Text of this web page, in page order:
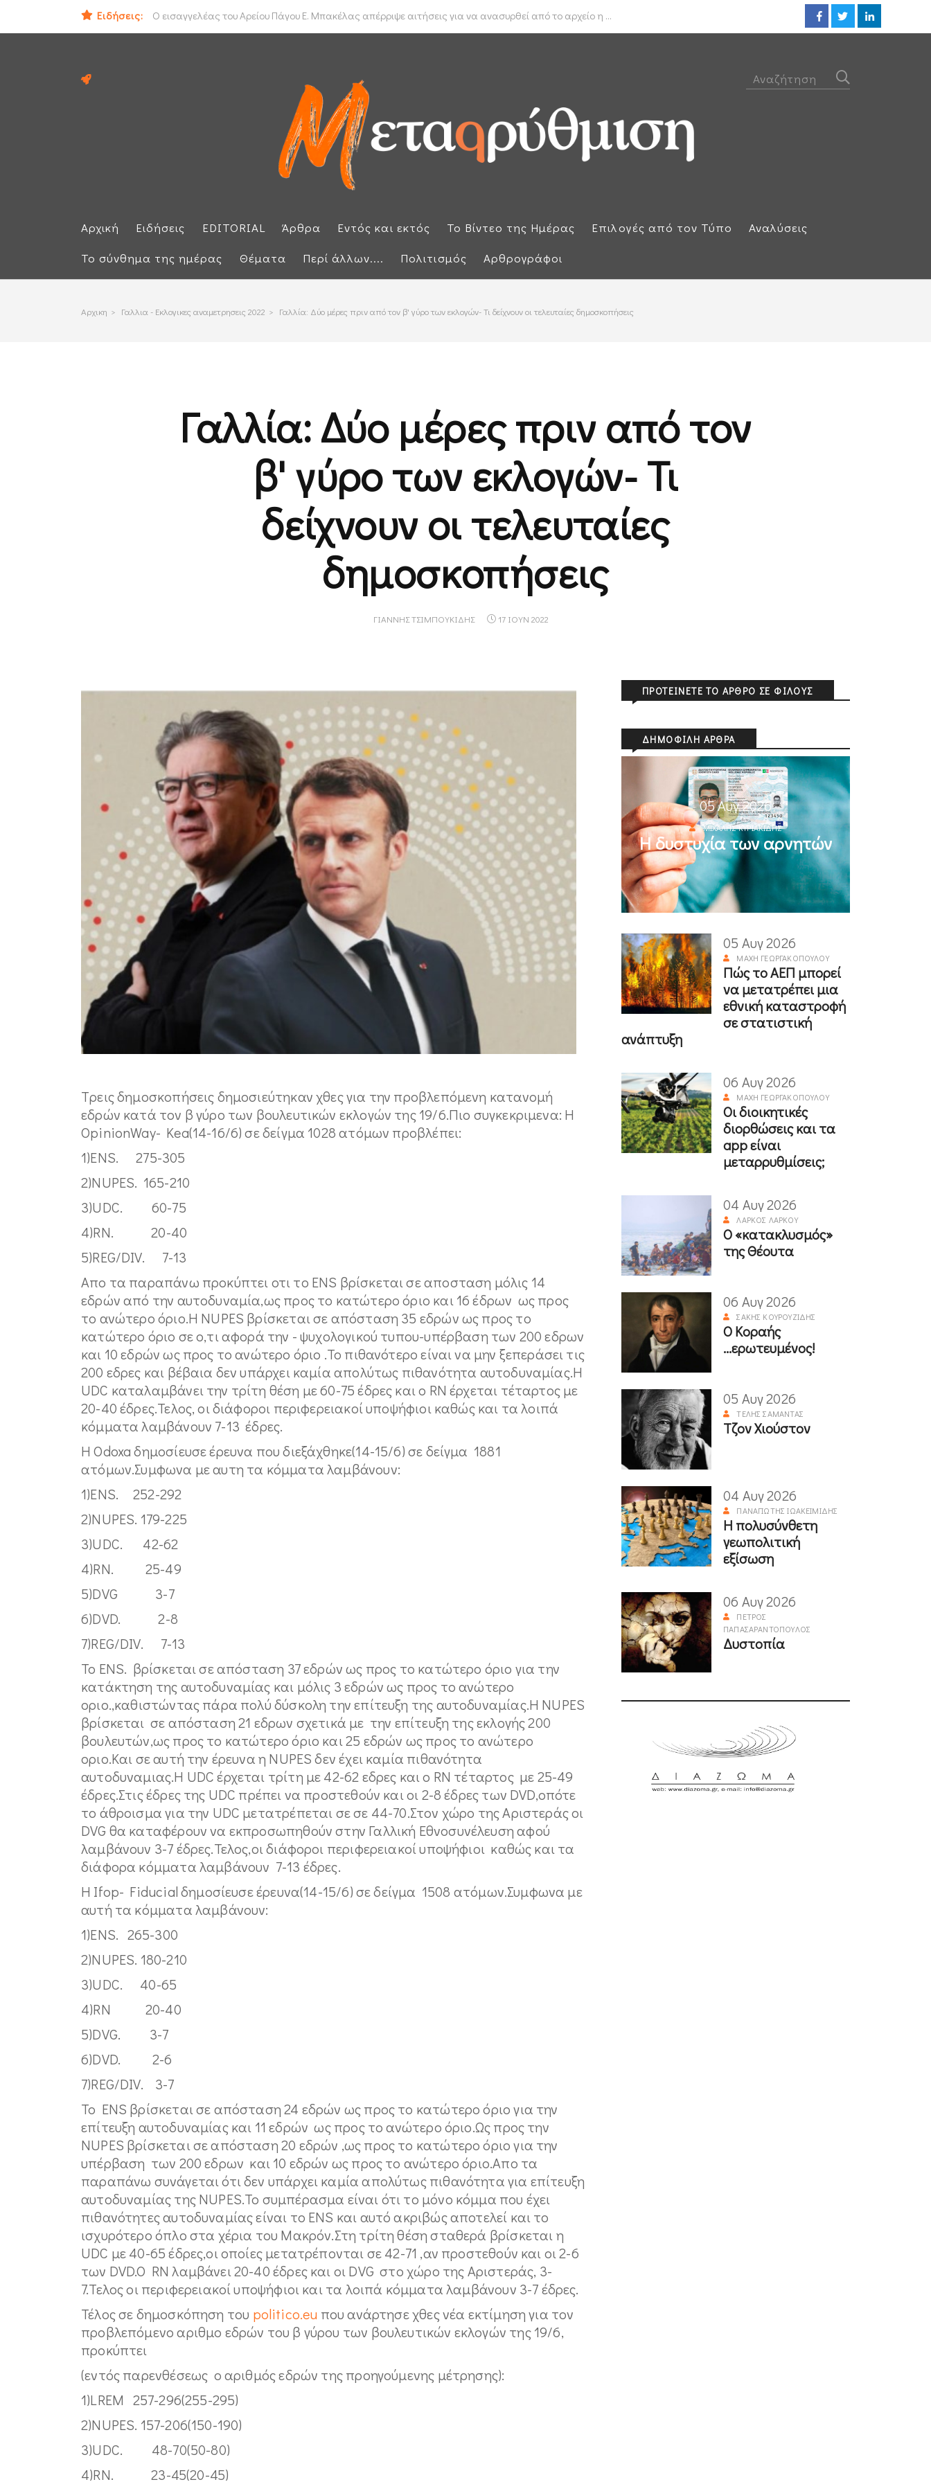
Ειδήσεις:
Ο εισαγγελέας του Αρείου Πάγου Ε. Μπακέλας απέρριψε αιτήσεις για να ανασυρθεί από το αρχείο η ...
ΟΟΣΑ: Στην τελευταία θέση η Ελλάδα για το πραγματικό διαθέσιμο εισόδημα των νοικοκυριών Προθεσμία για να
Αρχική Ειδήσεις EDITORIAL Άρθρα Εντός και εκτός Το Βίντεο της Ημέρας Επιλογές από τον Τύπο
Αναλύσεις
Το σύνθημα της ημέρας
Θέματα Περί άλλων.... Πολιτισμός Αρθρογράφοι
Αρχικη > Γαλλια - Εκλογικες αναμετρησεις 2022 > Γαλλία: Δύο μέρες πριν από τον β' γύρο των εκλογών- Τι δείχνουν οι τελευταίες δημοσκοπήσεις
Γαλλία: Δύο μέρες πριν από τον
β' γύρο των εκλογών- Τι
δείχνουν οι τελευταίες
δημοσκοπήσεις
ΓΙΆΝΝΗΣ ΤΣΙΜΠΟΥΚΊΔΗΣ 17 ΙΟΥΝ 2022
Tρεις δημοσκοπήσεις δημοσιεύτηκαν χθες για την προβλεπόμενη κατανομή
εδρών κατά τον β γύρο των βουλευτικών εκλογών της 19/6.Πιο συγκεκριμενα: H
OpinionWay- Kea(14-16/6) σε δείγμα 1028 ατόμων προβλέπει:
1)ENS. 275-305
2)NUPES. 165-210
3)UDC. 60-75
4)RN. 20-40
5)REG/DIV. 7-13
Aπο τα παραπάνω προκύπτει οτι το ΕΝS βρίσκεται σε αποσταση μόλις 14
εδρών από την αυτοδυναμία,ως προς το κατώτερο όριο και 16 έδρων ως προς
το ανώτερο όριο.Η NUPES βρίσκεται σε απόσταση 35 εδρών ως προς το
κατώτερο όριο σε ο,τι αφορά την - ψυχολογικού τυπου-υπέρβαση των 200 εδρων
και 10 εδρών ως προς το ανώτερο όριο .Το πιθανότερο είναι να μην ξεπεράσει τις
200 εδρες και βέβαια δεν υπάρχει καμία απολύτως πιθανότητα αυτοδυναμίας.Η
UDC καταλαμβάνει την τρίτη θέση με 60-75 έδρες και ο RN έρχεται τέταρτος με
20-40 έδρες.Τελος, οι διάφοροι περιφερειακοί υποψήφιοι καθώς και τα λοιπά
κόμματα λαμβάνουν 7-13 έδρες.
Η Odoxa δημοσίευσε έρευνα που διεξάχθηκε(14-15/6) σε δείγμα 1881
ατόμων.Συμφωνα με αυτη τα κόμματα λαμβάνουν:
1)ΕΝS. 252-292
2)NUPES. 179-225
3)UDC. 42-62
4)RN. 25-49
5)DVG 3-7
6)DVD. 2-8
7)REG/DIV. 7-13
Το ENS. βρίσκεται σε απόσταση 37 εδρών ως προς το κατώτερο όριο για την
κατάκτηση της αυτοδυναμίας και μόλις 3 εδρών ως προς το ανώτερο
οριο.,καθιστώντας πάρα πολύ δύσκολη την επίτευξη της αυτοδυναμίας.Η NUPES
βρίσκεται σε απόσταση 21 εδρων σχετικά με την επίτευξη της εκλογής 200
βουλευτών,ως προς το κατώτερο όριο και 25 εδρών ως προς το ανώτερο
οριο.Και σε αυτή την έρευνα η NUPES δεν έχει καμία πιθανότητα
αυτοδυναμιας.Η UDC έρχεται τρίτη με 42-62 εδρες και ο RN τέταρτος με 25-49
έδρες.Στις έδρες της UDC πρέπει να προστεθούν και οι 2-8 έδρες των DVD,οπότε
το άθροισμα για την UDC μετατρέπεται σε σε 44-70.Στον χώρο της Αριστεράς οι
DVG θα καταφέρουν να εκπροσωπηθούν στην Γαλλική Εθνοσυνέλευση αφού
λαμβάνουν 3-7 έδρες.Τελος,οι διάφοροι περιφερειακοί υποψήφιοι καθώς και τα
διάφορα κόμματα λαμβάνουν 7-13 έδρες.
Η Ifop- Fiducial δημοσίευσε έρευνα(14-15/6) σε δείγμα 1508 ατόμων.Συμφωνα με
αυτή τα κόμματα λαμβάνουν:
1)ENS. 265-300
2)NUPES. 180-210
3)UDC. 40-65
4)RN 20-40
5)DVG. 3-7
6)DVD. 2-6
7)REG/DIV. 3-7
To ENS βρίσκεται σε απόσταση 24 εδρών ως προς το κατώτερο όριο για την
επίτευξη αυτοδυναμίας και 11 εδρών ως προς το ανώτερο όριο.Ως προς την
ΝUPES βρίσκεται σε απόσταση 20 εδρών ,ως προς το κατώτερο όριο για την
υπέρβαση των 200 εδρων και 10 εδρών ως προς το ανώτερο όριο.Απο τα
παραπάνω συνάγεται ότι δεν υπάρχει καμία απολύτως πιθανότητα για επίτευξη
αυτοδυναμίας της ΝUPES.Το συμπέρασμα είναι ότι το μόνο κόμμα που έχει
πιθανότητες αυτοδυναμίας είναι το ENS και αυτό ακριβώς αποτελεί και το
ισχυρότερο όπλο στα χέρια του Μακρόν.Στη τρίτη θέση σταθερά βρίσκεται η
UDC με 40-65 έδρες,οι οποίες μετατρέπονται σε 42-71 ,αν προστεθούν και οι 2-6
των DVD.O RN λαμβάνει 20-40 έδρες και οι DVG στο χώρο της Αριστεράς, 3-
7.Τελος οι περιφερειακοί υποψήφιοι και τα λοιπά κόμματα λαμβάνουν 3-7 έδρες.
Τέλος σε δημοσκόπηση του politico.eu που ανάρτησε χθες νέα εκτίμηση για τον
προβλεπόμενο αριθμο εδρών του β γύρου των βουλευτικών εκλογών της 19/6,
προκύπτει
(εντός παρενθέσεως ο αριθμός εδρών της προηγούμενης μέτρησης):
1)LREM 257-296(255-295)
2)NUPES. 157-206(150-190)
3)UDC. 48-70(50-80)
4)RN. 23-45(20-45)
ΠΡΟΤΕΊΝΕΤΕ ΤΟ ΆΡΘΡΟ ΣΕ ΦΊΛΟΥΣ
ΔΗΜΟΦΙΛΉ ΆΡΘΡΑ
05 Αυγ 2026
ΜΙΧΆΛΗΣ ΚΥΡΙΑΚΊΔΗΣ
Η δυστυχία των αρνητών
05 Αυγ 2026
ΜΆΧΗ ΓΕΩΡΓΑΚΟΠΟΎΛΟΥ
Πώς το ΑΕΠ μπορεί
να μετατρέπει μια
εθνική καταστροφή
σε στατιστική
ανάπτυξη
06 Αυγ 2026
ΜΆΧΗ ΓΕΩΡΓΑΚΟΠΟΎΛΟΥ
Οι διοικητικές
διορθώσεις και τα
app είναι
μεταρρυθμίσεις;
04 Αυγ 2026
ΛΆΡΚΟΣ ΛΆΡΚΟΥ
Ο «κατακλυσμός»
της Θέουτα
06 Αυγ 2026
ΣΆΚΗΣ ΚΟΥΡΟΥΖΊΔΗΣ
Ο Κοραής
...ερωτευμένος!
05 Αυγ 2026
ΤΈΛΗΣ ΣΑΜΑΝΤΆΣ
Τζον Χιούστον
04 Αυγ 2026
ΠΑΝΑΓΙΏΤΗΣ ΙΩΑΚΕΙΜΊΔΗΣ
Η πολυσύνθετη
γεωπολιτική
εξίσωση
06 Αυγ 2026
ΠΈΤΡΟΣ
ΠΑΠΑΣΑΡΑΝΤΌΠΟΥΛΟΣ
Δυστοπία